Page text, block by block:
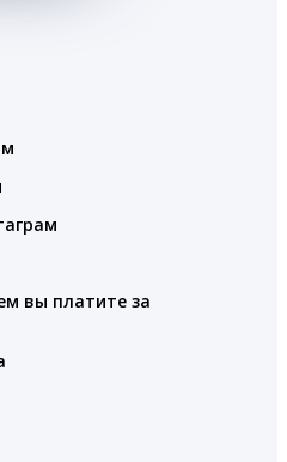
вы платите за